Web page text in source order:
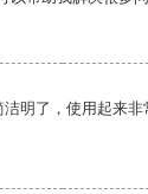
明了，使用起来